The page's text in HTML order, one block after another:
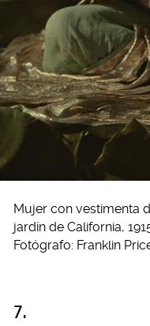
Mujer con vestimenta
jardín de California,
Fotógrafo: Franklin
7.